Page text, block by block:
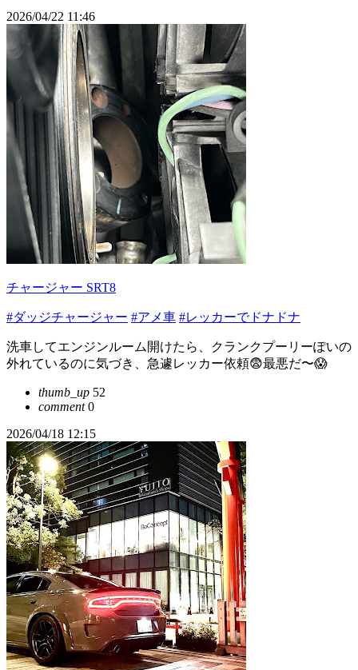
2026/04/22 11:46
チャージャー SRT8
#ダッジチャージャー #アメ車 #レッカーでドナドナ
洗車してエンジンルーム開けたら、クランクプーリーぽいの
外れているのに気づき、急遽レッカー依頼😨最悪だ〜😱
thumb_up 52
comment0
2026/04/18 12:15